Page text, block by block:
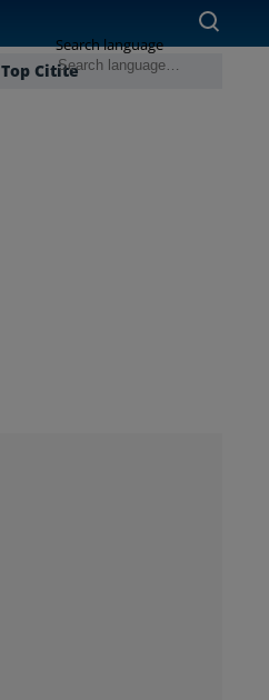
Top Citite
Search language